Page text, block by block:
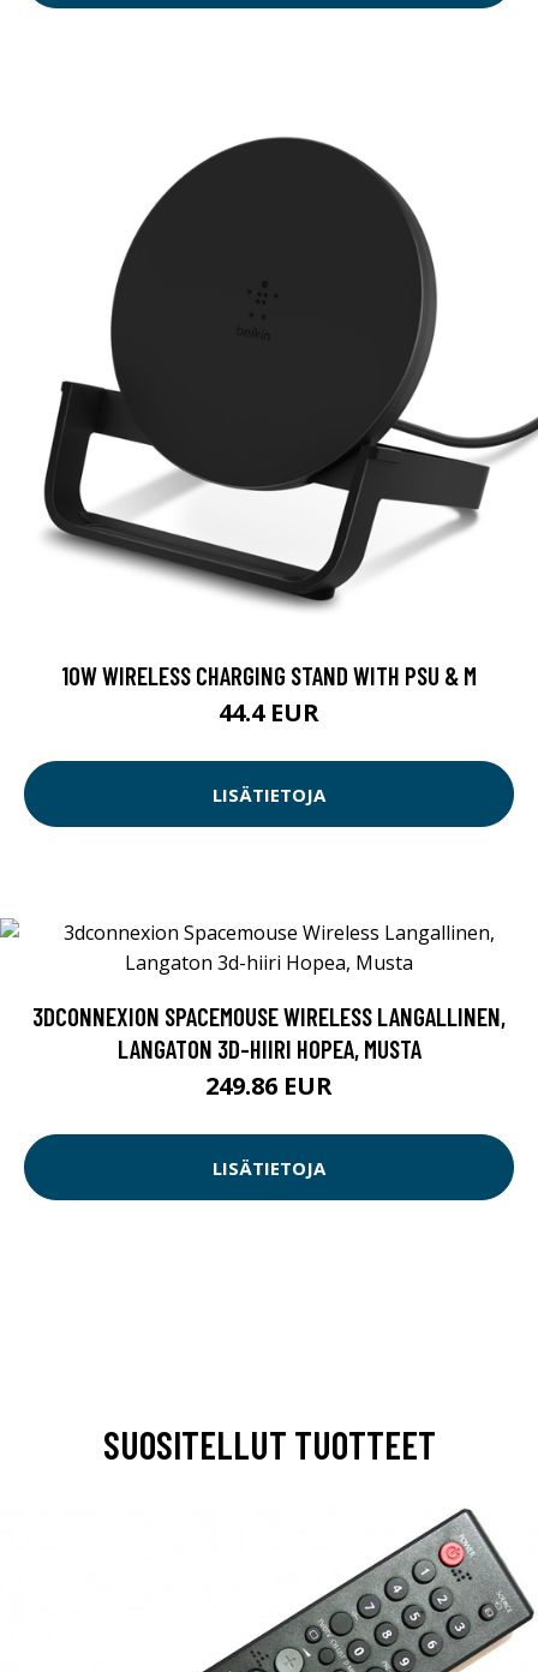
10W WIRELESS CHARGING STAND WITH PSU & M
44.4 EUR
LISÄTIETOJA
3DCONNEXION SPACEMOUSE WIRELESS LANGALLINEN,
LANGATON 3D-HIIRI HOPEA, MUSTA
249.86 EUR
LISÄTIETOJA
SUOSITELLUT TUOTTEET